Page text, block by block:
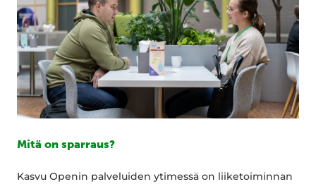
Mitä on sparraus?
Kasvu Openin palveluiden ytimessä on liiketoiminnan